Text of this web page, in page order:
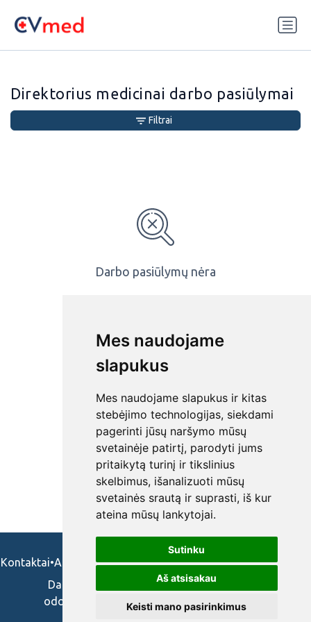
Mes naudojame
slapukus
Mes naudojame slapukus ir kitas
stebėjimo technologijas, siekdami
pagerinti jūsų naršymo mūsų
svetainėje patirtį, parodyti jums
pritaikytą turinį ir tikslinius
skelbimus, išanalizuoti mūsų
svetainės srautą ir suprasti, iš kur
ateina mūsų lankytojai.
Sutinku
Aš atsisakau
Keisti mano pasirinkimus
Direktorius medicinai darbo pasiūlymai
Darbo pasiūlymų nėra
Filtrai
Kontaktai•Apie mus•Naudojimosi taisykės•Privatumo politika
Darbo skelbimai ir pasiūlymai: gydytojams,
odontologams, slaugytojams, veterinarams,